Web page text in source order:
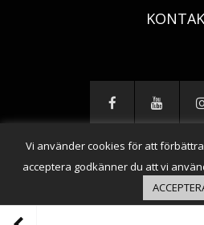
© Copyright 2026 -
Vi använder cookies för att
acceptera godkänner du att vi